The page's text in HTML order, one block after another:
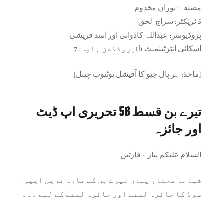
مصنفہ: نوراں مخدوم
ڈائریکٹر: سراج الحق
پروڈیوسر: عبداللہ کادوانی اور اسد قریشی
پروڈکشن ہاؤس: 7th اسکائی انٹرٹینمنٹ
[ماخذ: ہر پال جیو کا آفیشل یوٹیوب چینل]
تیرے بن قسط 58 تحریری اپ ڈیٹ
اور جائزہ
السلام علیکم پیارے قارئین
شبانہ مختار یہاں تیرے بن کے تازہ ترین ایپی
سوڈ کا جائزہ لینے اور جائزہ لینے کے لیے ۔۔۔